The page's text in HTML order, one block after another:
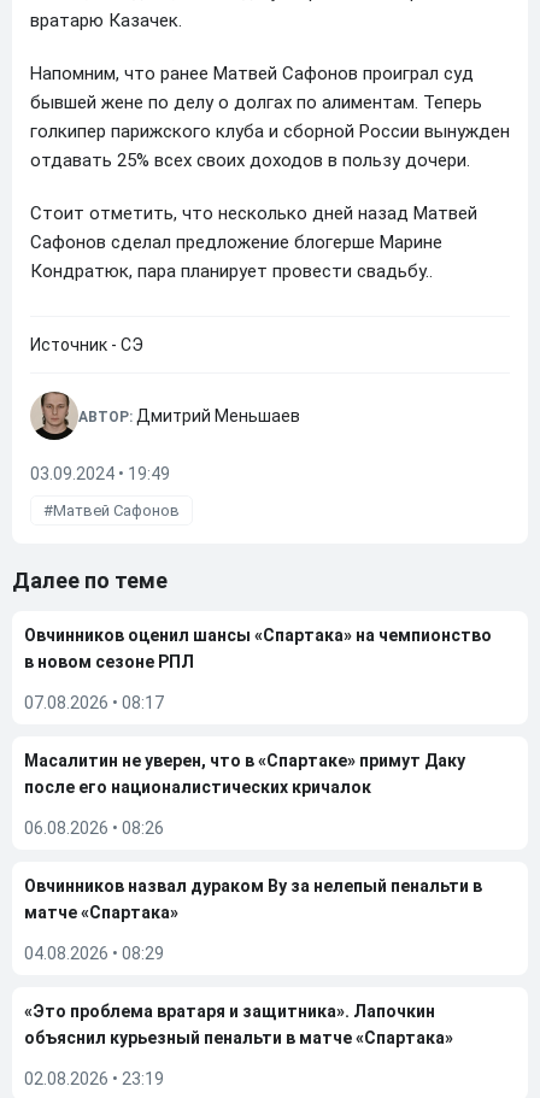
вратарю Казачек.
Напомним, что ранее Матвей Сафонов проиграл суд
бывшей жене по делу о долгах по алиментам. Теперь
голкипер парижского клуба и сборной России вынужден
отдавать 25% всех своих доходов в пользу дочери.
Стоит отметить, что несколько дней назад Матвей
Сафонов сделал предложение блогерше Марине
Кондратюк, пара планирует провести свадьбу..
Источник - СЭ
АВТОР: Дмитрий Меньшаев
03.09.2024 • 19:49
Матвей Сафонов
Далее по теме
Овчинников оценил шансы «Спартака» на чемпионство
в новом сезоне РПЛ
07.08.2026 • 08:17
Масалитин не уверен, что в «Спартаке» примут Даку
после его националистических кричалок
06.08.2026 • 08:26
Овчинников назвал дураком Ву за нелепый пенальти в
матче «Спартака»
04.08.2026 • 08:29
«Это проблема вратаря и защитника». Лапочкин
объяснил курьезный пенальти в матче «Спартака»
02.08.2026 • 23:19